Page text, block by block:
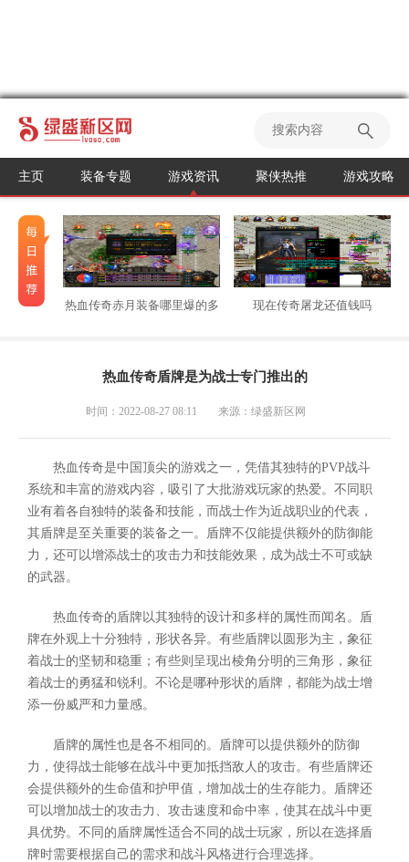
主页 装备专题 游戏资讯 聚侠热推 游戏攻略
热血传奇赤月装备哪里爆的多 现在传奇屠龙还值钱吗
热血传奇盾牌是为战士专门推出的
时间：2022-08-27 08:11 来源：绿盛新区网
热血传奇是中国顶尖的游戏之一，凭借其独特的PVP战斗
系统和丰富的游戏内容，吸引了大批游戏玩家的热爱。不同职
业有着各自独特的装备和技能，而战士作为近战职业的代表，
其盾牌是至关重要的装备之一。盾牌不仅能提供额外的防御能
力，还可以增添战士的攻击力和技能效果，成为战士不可或缺
的武器。
热血传奇的盾牌以其独特的设计和多样的属性而闻名。盾
牌在外观上十分独特，形状各异。有些盾牌以圆形为主，象征
着战士的坚韧和稳重；有些则呈现出棱角分明的三角形，象征
着战士的勇猛和锐利。不论是哪种形状的盾牌，都能为战士增
添一份威严和力量感。
盾牌的属性也是各不相同的。盾牌可以提供额外的防御
力，使得战士能够在战斗中更加抵挡敌人的攻击。有些盾牌还
会提供额外的生命值和护甲值，增加战士的生存能力。盾牌还
可以增加战士的攻击力、攻击速度和命中率，使其在战斗中更
具优势。不同的盾牌属性适合不同的战士玩家，所以在选择盾
牌时需要根据自己的需求和战斗风格进行合理选择。